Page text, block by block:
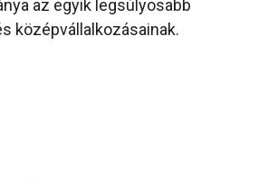
az egyik legsúlyosabb
középvállalkozásainak.